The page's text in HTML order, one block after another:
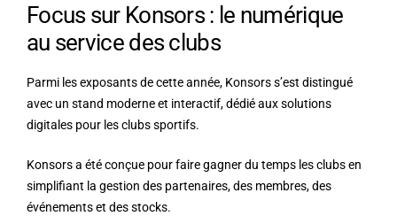
Focus sur Konsors : le numérique
au service des clubs
Parmi les exposants de cette année, Konsorss’est distingué
avec un stand moderne et interactif, dédié aux solutions
digitales pour les clubs sportifs.
Konsors a été conçue pour faire gagner du temps les clubs en
simplifiant la gestion des partenaires, des membres, des
événements et des stocks.